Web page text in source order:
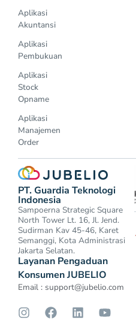
Aplikasi
Akuntansi
Aplikasi
Pembukuan
Aplikasi
Stock
Opname
Aplikasi
Manajemen
Order
PT. Guardia Teknologi
Indonesia
Sampoerna Strategic Square
North Tower Lt. 16, Jl. Jend.
Sudirman Kav 45-46, Karet
Semanggi, Kota Administrasi
Jakarta Selatan.
Layanan Pengaduan
Konsumen JUBELIO
Email : support@jubelio.com